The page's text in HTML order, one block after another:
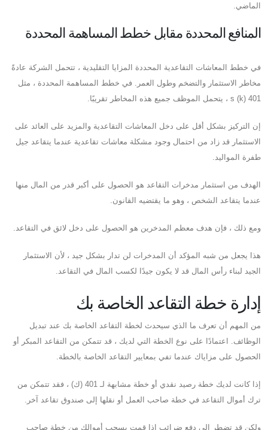
الماضي.
المنافع المحددة مقابل خطط المساهمة المحددة
في خطط المعاشات التقاعدية المحددة المزايا التقليدية ، تتحمل الشركة عادةً
مخاطر الاستثمار والتضخم وطول العمر. في خطط المساهمة المحددة ، مثل
401 (k) s ، يتحمل الموظف جميع هذه المخاطر تقريبًا.
إن التركيز بشكل أقل على دخل المعاشات التقاعدية والمزيد على العائد على
الاستثمار قد زاد من احتمال وجود مشكلة معاشات تقاعدية عندما يتقاعد جيل
طفرة المواليد.
الهدف من استثمار مدخرات التقاعد هو الحصول على أكبر قدر من المال منها
عندما يتقاعد الشخص ، وهو ما يقتضيه القانون.
ومع ذلك ، فإن هدف معظم المدخرين هو الحصول على دخل لائق في التقاعد.
هذا يجعل من شبه المؤكد أن المدخرات لن تدار بشكل جيد ، لأن الاستثمار
الجيد لبناء رأس المال قد لا يكون جيدًا لكسب المال في التقاعد.
إدارة خطة التقاعد الخاصة بك
من المهم أن تعرف ما الذي سيحدث لخطة التقاعد الخاصة بك عند تبديل
الوظائف. اعتمادًا على نوع الخطة التي لديك ، قد تتمكن من التقاعد المبكر أو
الحصول على مزاياك عندما تفي بمعايير التقاعد الخاصة بالخطة.
إذا كانت لديك خطة رصيد نقدي أو خطة مشابهة لـ 401 (ك) ، فقد تتمكن من
ترك أموال التقاعد في خطة صاحب العمل أو نقلها إلى صندوق تقاعد آخر.
ولكن قد تضطر إلى دفع ضرائب إذا قمت بسحب أموالك من خطة صاحب